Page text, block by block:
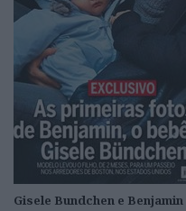
Gisele Bundchen e Benjamin